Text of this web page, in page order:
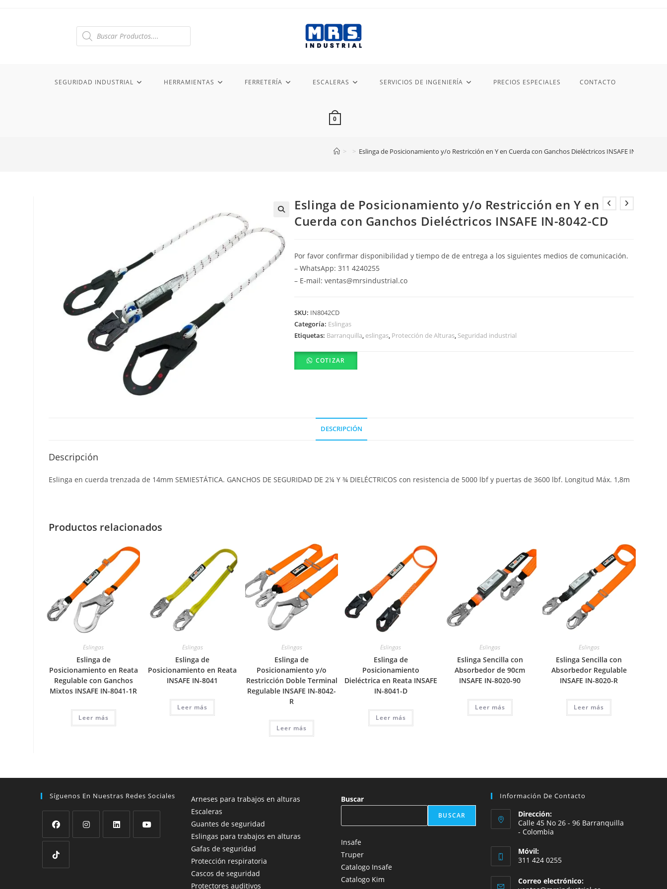
Búsqueda
SEGURIDAD INDUSTRIAL HERRAMIENTAS FERRETERÍA ESCALERAS SERVICIOS DE INGENIERÍA PRECIOS ESPECIALES CONTACTO
0
> > Eslinga de Posicionamiento y/o Restricción en Y en Cuerda con Ganchos Dieléctricos INSAFE IN-8042-CD
Eslinga de Posicionamiento y/o Restricción en Y en
Cuerda con Ganchos Dieléctricos INSAFE IN-8042-CD
Por favor confirmar disponibilidad y tiempo de de entrega a los siguientes medios de comunicación.
– WhatsApp: 311 4240255
– E-mail: ventas@mrsindustrial.co
SKU: IN8042CD
Categoría: Eslingas
Etiquetas: Barranquilla eslingas Protección de Alturas Seguridad industrial
COTIZAR
DESCRIPCIÓN
Descripción
Eslinga en cuerda trenzada de 14mm SEMIESTÁTICA. GANCHOS DE SEGURIDAD DE 2¼ Y ¾ DIELÉCTRICOS con resistencia de 5000 lbf y puertas de 3600 lbf. Longitud Máx. 1,8m
Productos relacionados
Eslingas
Eslinga de
Posicionamiento en Reata
Regulable con Ganchos
Mixtos INSAFE IN-8041-1R
Leer más
Eslingas
Eslinga de
Posicionamiento en Reata
INSAFE IN-8041
Leer más
Eslingas
Eslinga de
Posicionamiento y/o
Restricción Doble Terminal
Regulable INSAFE IN-8042-
R
Leer más
Eslingas
Eslinga de
Posicionamiento
Dieléctrica en Reata INSAFE
IN-8041-D
Leer más
Eslingas
Eslinga Sencilla con
Absorbedor de 90cm
INSAFE IN-8020-90
Leer más
Eslingas
Eslinga Sencilla con
Absorbedor Regulable
INSAFE IN-8020-R
Leer más
Síguenos En Nuestras Redes Sociales
Se
abre
en
Arneses para trabajos en alturas
Escaleras
Guantes de seguridad
Eslingas para trabajos en alturas
Gafas de seguridad
Protección respiratoria
Cascos de seguridad
Protectores auditivos
Buscar
BUSCAR
Insafe
Truper
Catalogo Insafe
Catalogo Kim
Información De Contacto
Dirección:
Calle 45 No 26 - 96 Barranquilla
- Colombia
Móvil:
311 424 0255
Correo electrónico: